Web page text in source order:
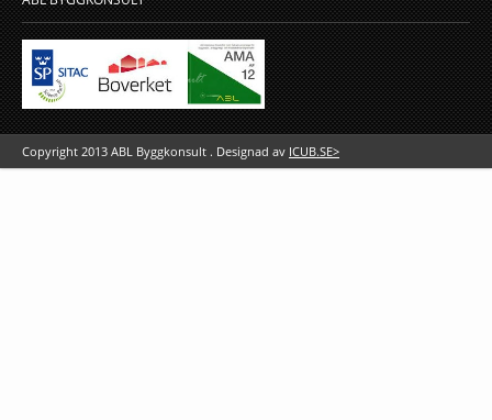
Copyright 2013 ABL Byggkonsult . Designad av ICUB.SE>